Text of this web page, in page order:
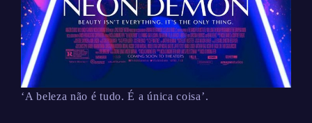
‘A beleza não é tudo. É a única coisa’.